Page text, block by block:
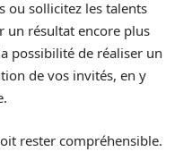
ou sollicitez les talents
un résultat encore plus
possibilité de réaliser un
de vos invités, en y
rester compréhensible.